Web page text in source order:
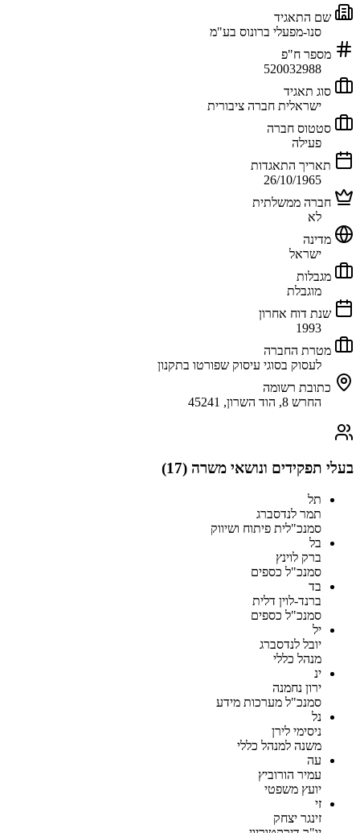
שם התאגיד
סנו-מפעלי ברונוס בע"מ
מספר ח"פ
520032988
סוג תאגיד
ישראלית חברה ציבורית
סטטוס חברה
פעילה
תאריך התאגדות
26/10/1965
חברה ממשלתית
לא
מדינה
ישראל
מגבלות
מוגבלת
שנת דוח אחרון
1993
מטרת החברה
לעסוק בסוגי עיסוק שפורטו בתקנון
כתובת רשומה
החרש 8, הוד השרון, 45241
בעלי תפקידים ונושאי משרה (17
)
תל
תמר לנדסברג
סמנכ"לית פיתוח ושיווק
בל
ברק לוינץ
סמנכ"ל כספים
בד
ברנד-לוין דלית
סמנכ"ל כספים
יל
יובל לנדסברג
מנהל כללי
ינ
ירון נחמנה
סמנכ"ל מערכות מידע
נל
ניסימי לירן
משנה למנהל כללי
עה
עמיר הורוביץ
יועץ משפטי
זי
זינגר יצחק